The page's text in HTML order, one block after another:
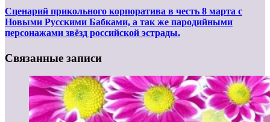
Сценарий прикольного корпоратива в честь 8 марта с
Новыми Русскими Бабками, а так же пародийными
персонажами звёзд российской эстрады.
Связанные записи